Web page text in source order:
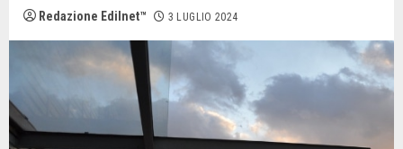
Redazione Edilnet™ 3 LUGLIO 2024